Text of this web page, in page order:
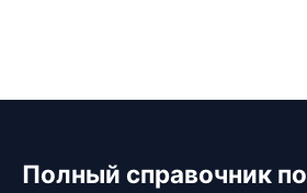
Полный справочник по